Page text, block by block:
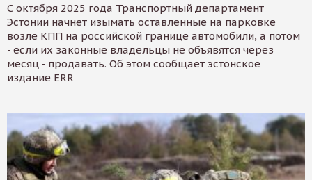
С октября 2025 года Транспортный департамент
Эстонии начнет изымать оставленные на парковке
возле КПП на российской границе автомобили, а потом
- если их законные владельцы не объявятся через
месяц - продавать. Об этом сообщает эстонское
издание ERR